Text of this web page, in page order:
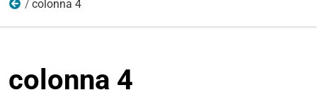
dopo laurea
colonna 4
colonna 4